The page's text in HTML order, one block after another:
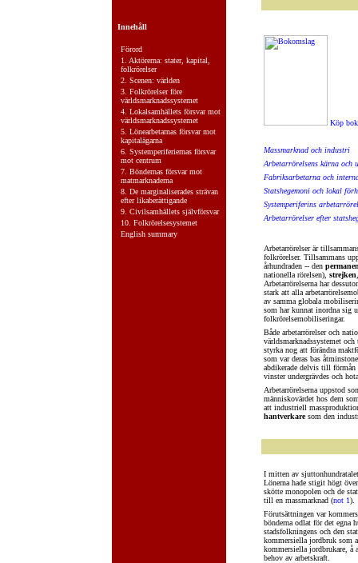
Innehåll
Förord
1. Aktörerna: stater, kapital,
folkrörelser
2. Scenen: världen
3. Folkrörelser före
världsmarknadssystemet
4. Lokalsamhällets försvar mot
världsmarknadssystemet
5. Lönearbetarnas försvar mot
kapitalägarna
6. Systemperiferiernas försvar
mot centrum
7. Böndernas försvar mot
matmarknaderna
8. De marginaliserades strävan
efter likaberättigande
9. Civilsamhällets självförsvar
10. Folkrörelsesystemet
English summary
Köp
Massmarknad och industri
Arbetarrörelsens kärna och
Fabriksarbetarna och
Statshegemoni och lokal
Systemperiferins
Arbetarrörelser efter
Arbetarrörelser är
folkrörelser. Tillsammans
århundraden -- den
nationella rörelsen), strejken
Arbetarrörelserna har
stark att alla
av samma globala
som har kunnat inordna sig
folkrörelsemobiliseringar.
Både arbetarrörelser och
världsmarknadssystemet
styrka nog att förändra
som var deras bas
abdikerade delvis till
vinster undergrävdes och
Arbetarrörelserna uppstod
människovärdet hos dem
att industriell
hantverkaresom den
I mitten av
Lönerna hade stigit högt
skötte monopolen och de
till en massmarknad (not 1).
Förutsättningen var
bönderna odlat för det egna
stadsfolkningens och den
kommersiella jordbruk som
kommersiella jordbrukare, å
behov av arbetskraft.